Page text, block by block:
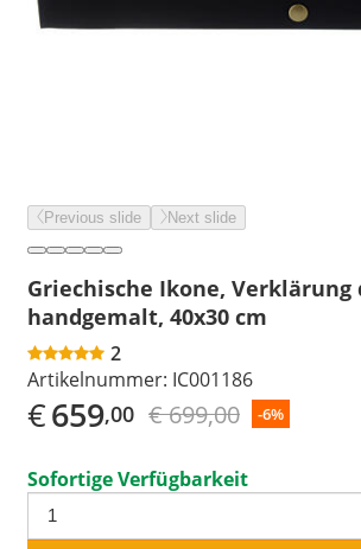
Previous slide Next slide
Griechische Ikone, Verklärung
handgemalt, 40x30 cm
2
Artikelnummer: IC001186
€659,00 € 699,00 -6%
Sofortige Verfügbarkeit